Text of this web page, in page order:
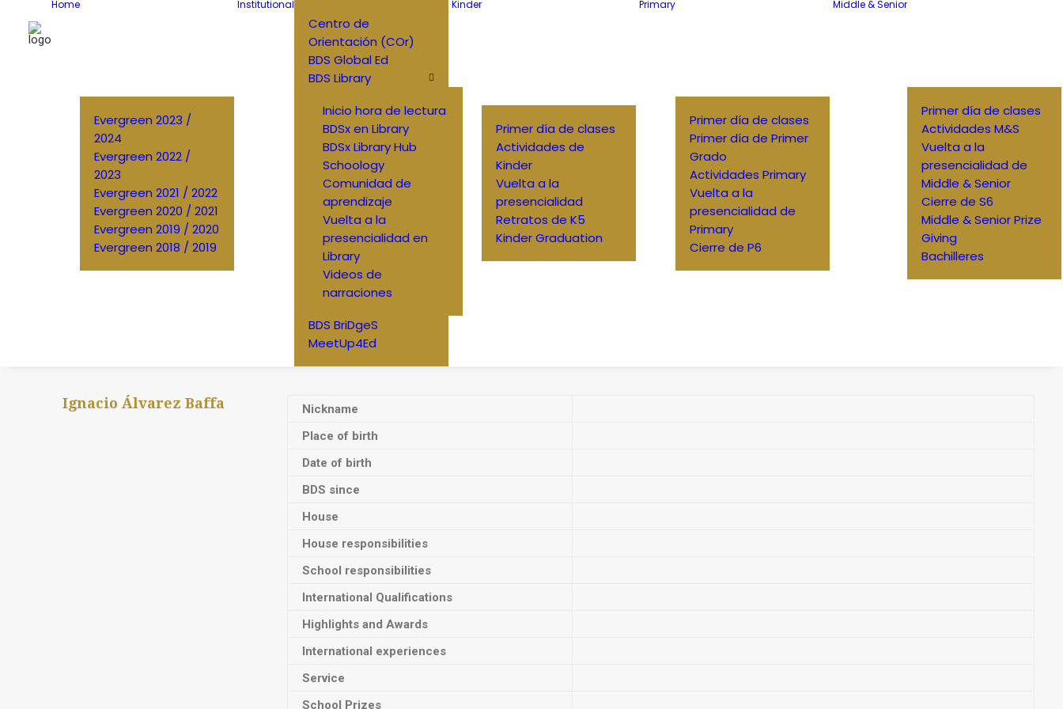
Home
Evergreen 2023 /
2024
Evergreen 2022 /
2023
Evergreen 2021 / 2022
Evergreen 2020 / 2021
Evergreen 2019 / 2020
Evergreen 2018 / 2019
Institutional
Centro de
Orientación (COr)
BDS Global Ed
BDS Library
Inicio hora de lectura
BDSx en Library
BDSx Library Hub
Schoology
Comunidad de
aprendizaje
Vuelta a la
presencialidad en
Library
Videos de
narraciones
BDS BriDgeS
MeetUp4Ed
Kinder
Primer día de clases
Actividades de
Kinder
Vuelta a la
presencialidad
Retratos de K5
Kinder Graduation
Primary
Primer día de clases
Primer día de Primer
Grado
Actividades Primary
Vuelta a la
presencialidad de
Primary
Cierre de P6
Middle & Senior
Primer día de clases
Actividades M&S
Vuelta a la
presencialidad de
Middle & Senior
Cierre de S6
Middle & Senior Prize
Giving
Bachilleres
Ignacio Álvarez Baffa
Nickname
Place of birth
Date of birth
BDS since
House
House responsibilities
School responsibilities
International Qualifications
Highlights and Awards
International experiences
Service
School Prizes